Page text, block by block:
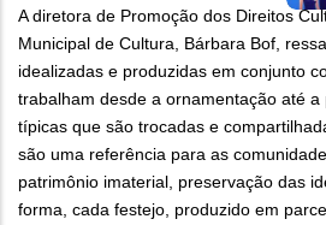
A diretora de Promoção dos Direitos
Municipal de Cultura, Bárbara Bof,
idealizadas e produzidas em conjunto
trabalham desde a ornamentação até
típicas que são trocadas e
são uma referência para as
patrimônio imaterial, preservação das
forma, cada festejo, produzido em